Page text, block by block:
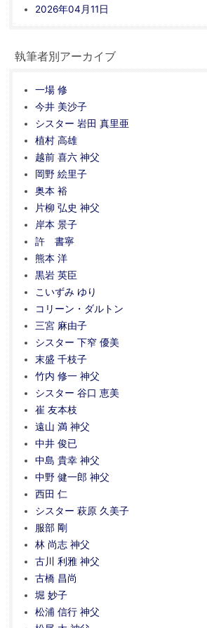
2026年04月11日
執筆者別アーカイブ
一場 修
今井 美沙子
シスター 岩田 真里亜
植村 高雄
越前 喜六 神父
岡野 絵里子
奥本 裕
片柳 弘史 神父
岸本 景子
許 書寧
熊本 洋
黒岩 英臣
こいずみ ゆり
コリーン・ダルトン
三宮 麻由子
シスター 下窄 優美
末盛 千枝子
竹内 修一 神父
シスター 谷口 恵美
崔 友本枝
遠山 満 神父
中井 俊已
中島 貴幸 神父
中野 健一郎 神父
西田 仁
シスター 萩原 久美子
服部 剛
林 尚志 神父
古川 利雅 神父
古橋 昌尚
堀 妙子
松浦 信行 神父